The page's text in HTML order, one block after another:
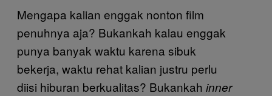
Mengapa kalian enggak nonton film
penuhnya aja? Bukankah kalau enggak
punya banyak waktu karena sibuk
bekerja, waktu rehat kalian justru perlu
diisi hiburan berkualitas? Bukankah inner